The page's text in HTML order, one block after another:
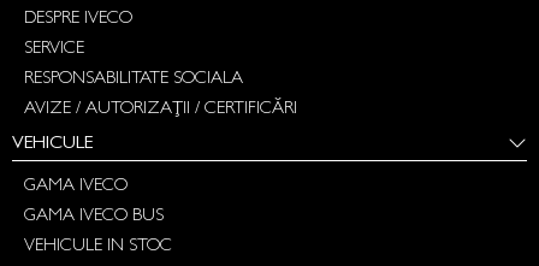
DESPRE IVECO
SERVICE
RESPONSABILITATE SOCIALA
AVIZE / AUTORIZAȚII / CERTIFICĂRI
VEHICULE
GAMA IVECO
GAMA IVECO BUS
VEHICULE IN STOC